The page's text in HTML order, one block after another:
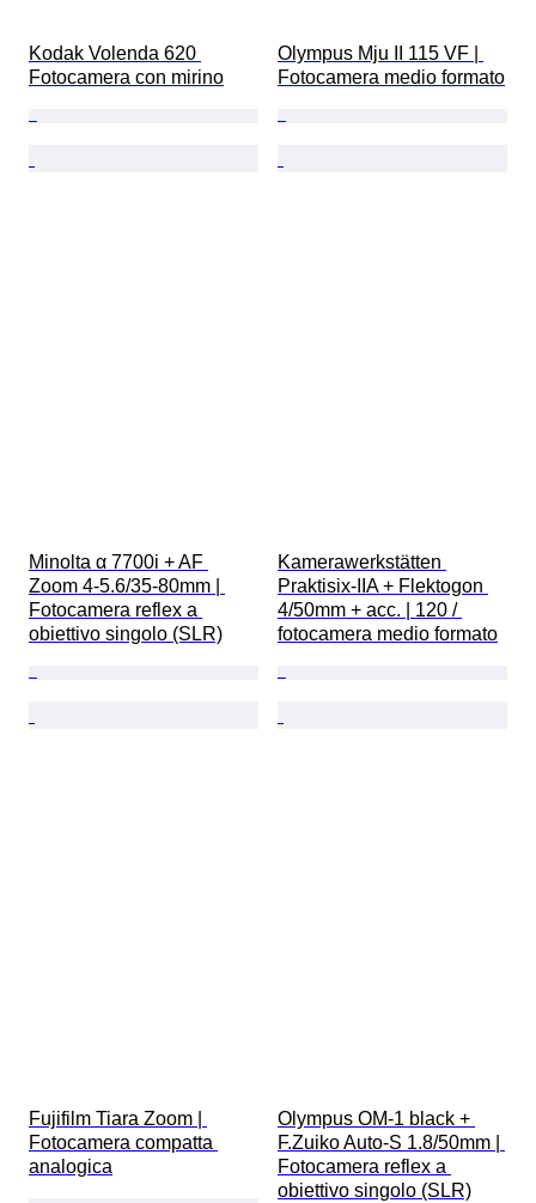
Kodak Volenda 620
Fotocamera con mirino
Olympus Mju II 115 VF |
Fotocamera medio formato
Minolta α 7700i + AF
Zoom 4-5.6/35-80mm |
Fotocamera reflex a
obiettivo singolo (SLR)
Kamerawerkstätten
Praktisix-IIA + Flektogon
4/50mm + acc. | 120 /
fotocamera medio formato
Fujifilm Tiara Zoom |
Fotocamera compatta
analogica
Olympus OM-1 black +
F.Zuiko Auto-S 1.8/50mm |
Fotocamera reflex a
obiettivo singolo (SLR)